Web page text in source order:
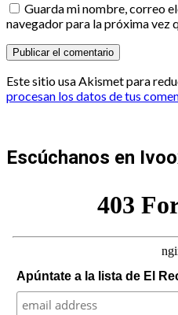
Guarda mi nombre, correo
navegador para la próxima vez
Este sitio usa Akismet para
procesan los datos de tus
Escúchanos en
Apúntate a la lista de El